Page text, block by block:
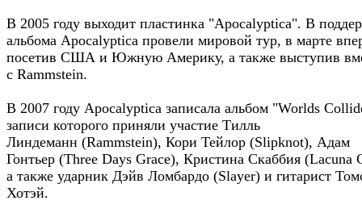
В 2005 году выходит пластинка "Apocalyptica". В
альбома Apocalyptica провели мировой тур, в марте
посетив США и Южную Америку, а также выступив
с Rammstein.
В 2007 году Apocalyptica записала альбом "Worlds
записи которого приняли участие Тилль
Линдеманн (Rammstein), Кори Тейлор (Slipknot), Адам
Гонтьер (Three Days Grace), Кристина Скаббия (Lacuna
а также ударник Дэйв Ломбардо (Slayer) и гитарист
Хотэй.